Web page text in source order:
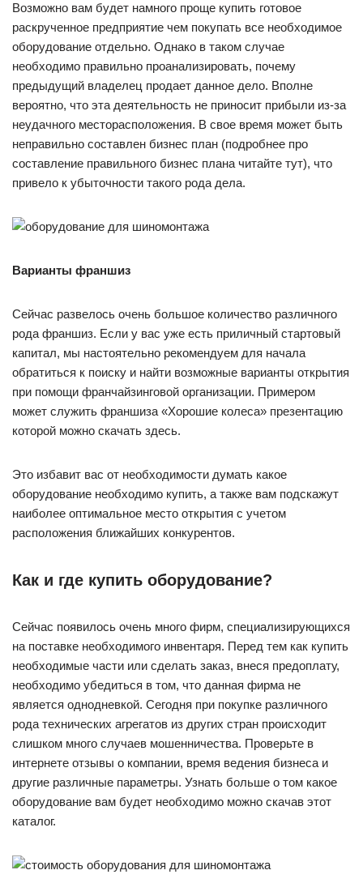
Возможно вам будет намного проще купить готовое
раскрученное предприятие чем покупать все необходимое
оборудование отдельно. Однако в таком случае
необходимо правильно проанализировать, почему
предыдущий владелец продает данное дело. Вполне
вероятно, что эта деятельность не приносит прибыли из-за
неудачного месторасположения. В свое время может быть
неправильно составлен бизнес план (подробнее про
составление правильного бизнес плана читайте тут), что
привело к убыточности такого рода дела.
Варианты франшиз
Сейчас развелось очень большое количество различного
рода франшиз. Если у вас уже есть приличный стартовый
капитал, мы настоятельно рекомендуем для начала
обратиться к поиску и найти возможные варианты открытия
при помощи франчайзинговой организации. Примером
может служить франшиза «Хорошие колеса» презентацию
которой можно скачать здесь.
Это избавит вас от необходимости думать какое
оборудование необходимо купить, а также вам подскажут
наиболее оптимальное место открытия с учетом
расположения ближайших конкурентов.
Как и где купить оборудование?
Сейчас появилось очень много фирм, специализирующихся
на поставке необходимого инвентаря. Перед тем как купить
необходимые части или сделать заказ, внеся предоплату,
необходимо убедиться в том, что данная фирма не
является однодневкой. Сегодня при покупке различного
рода технических агрегатов из других стран происходит
слишком много случаев мошенничества. Проверьте в
интернете отзывы о компании, время ведения бизнеса и
другие различные параметры. Узнать больше о том какое
оборудование вам будет необходимо можно скачав этот
каталог.